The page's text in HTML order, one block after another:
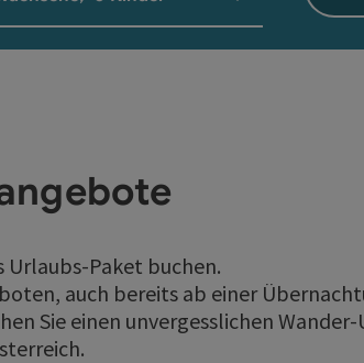
Urlaubs-Paket buchen.
auch bereits ab einer
Sie einen unvergesslichen